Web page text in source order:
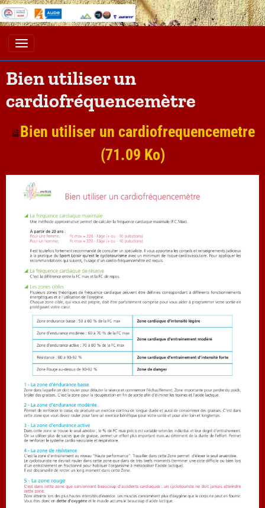
Bien utiliser un
cardiofréquencemètre
Bien utiliser un cardiofrequencemetre
(71.09 Ko)